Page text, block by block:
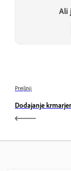
Ali
Prejšnji
Dodajanje